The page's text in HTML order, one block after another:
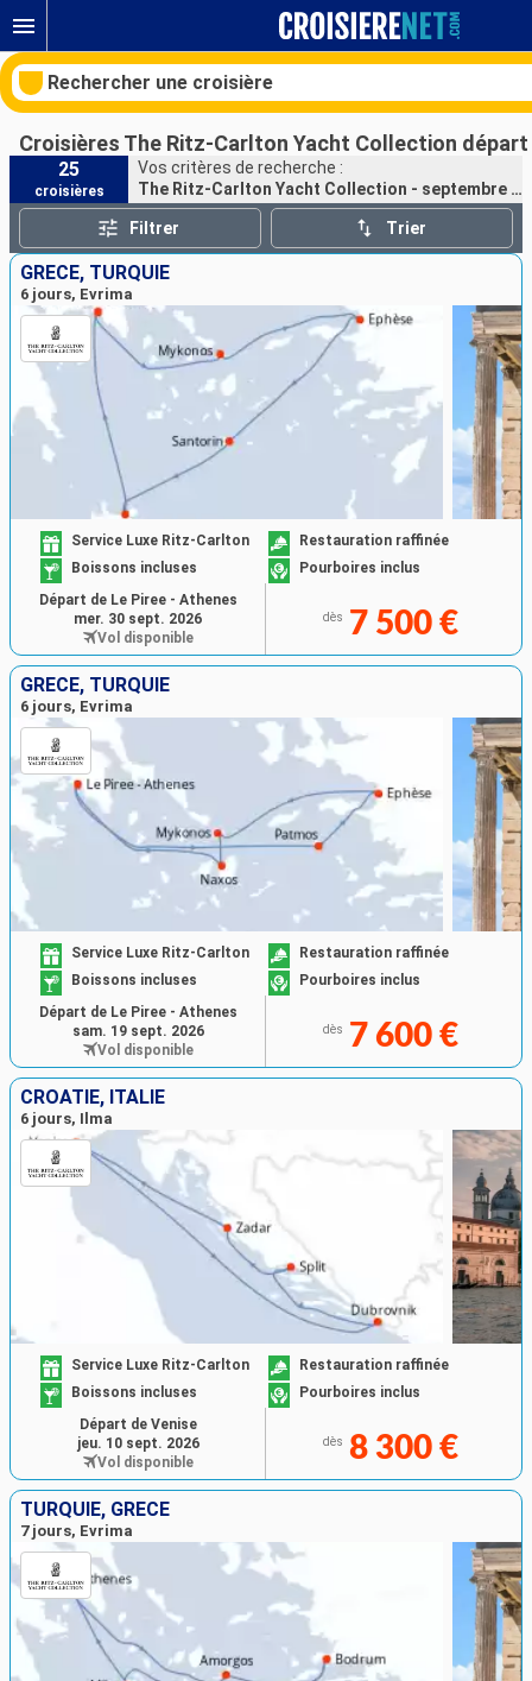
Rechercher une croisière
Nos destinations
Mois de départ
Ports
Rechercher
Croisières The Ritz-Carlton Yacht Collection départ
25
croisières
Vos critères de recherche :
The Ritz-Carlton Yacht Collection - septembre 2026 - 2027
Filtrer Trier
GRÈCE, TURQUIE
6 jours, Evrima
Service Luxe Ritz-Carlton
Restauration raffinée
Boissons incluses
Pourboires inclus
dès 7 500 €
Départ de Le Piree - Athenes
mer. 30 sept. 2026
Vol disponible
GRÈCE, TURQUIE
6 jours, Evrima
Service Luxe Ritz-Carlton
Restauration raffinée
Boissons incluses
Pourboires inclus
dès 7 600 €
Départ de Le Piree - Athenes
sam. 19 sept. 2026
Vol disponible
CROATIE, ITALIE
6 jours, Ilma
Service Luxe Ritz-Carlton
Restauration raffinée
Boissons incluses
Pourboires inclus
dès 8 300 €
Départ de Venise
jeu. 10 sept. 2026
Vol disponible
TURQUIE, GRÈCE
7 jours, Evrima